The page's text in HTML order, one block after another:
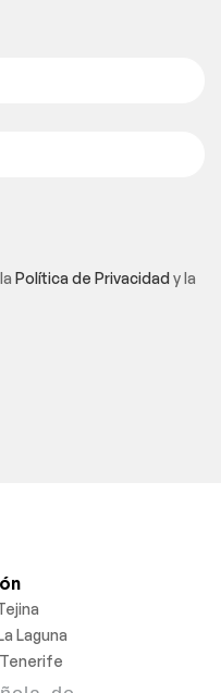
Política de Privacidady la
Laguna